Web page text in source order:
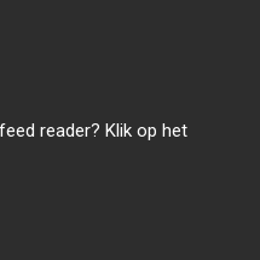
reader? Klik op het